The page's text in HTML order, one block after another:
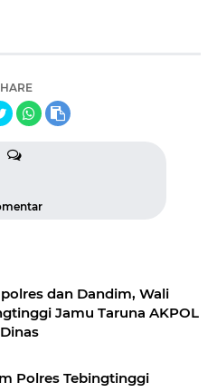
dan Dandim, Wali
Jamu Taruna AKPOL
Polres Tebingtinggi